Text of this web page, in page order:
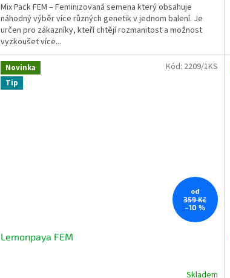
Mix Pack FEM – Feminizovaná semena který obsahuje
náhodný výběr více různých genetik v jednom balení. Je
určen pro zákazníky, kteří chtějí rozmanitost a možnost
vyzkoušet více...
Novinka
Tip
od
359 Kč
–10 %
Lemonpaya FEM
Skladem
Kód: 2209/1KS